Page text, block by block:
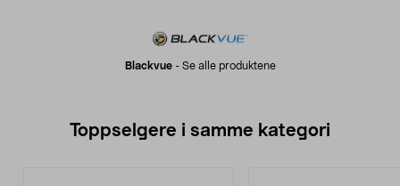
Blackvue- Se alle produktene
Toppselgere i samme kategori